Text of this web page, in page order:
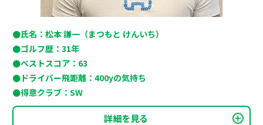
●氏名：松本 謙一（まつもと けんいち）
●ゴルフ歴：31年
●ベストスコア：63
●ドライバー飛距離：400yの気持ち
●得意クラブ：SW
詳細を見る